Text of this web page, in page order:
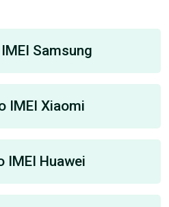
Samsung
IMEI Xiaomi
IMEI Huawei